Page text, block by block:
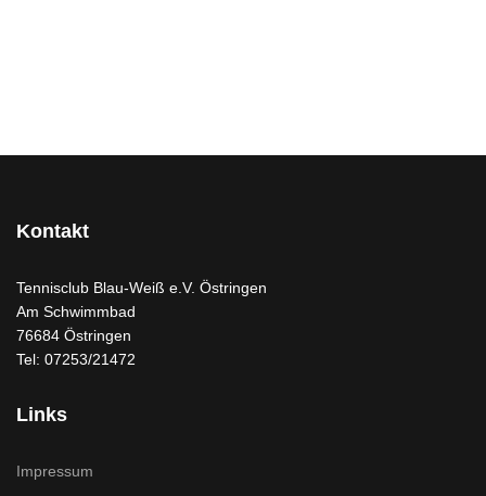
Kontakt
Tennisclub Blau-Weiß e.V. Östringen
Am Schwimmbad
76684 Östringen
Tel: 07253/21472
Links
Impressum